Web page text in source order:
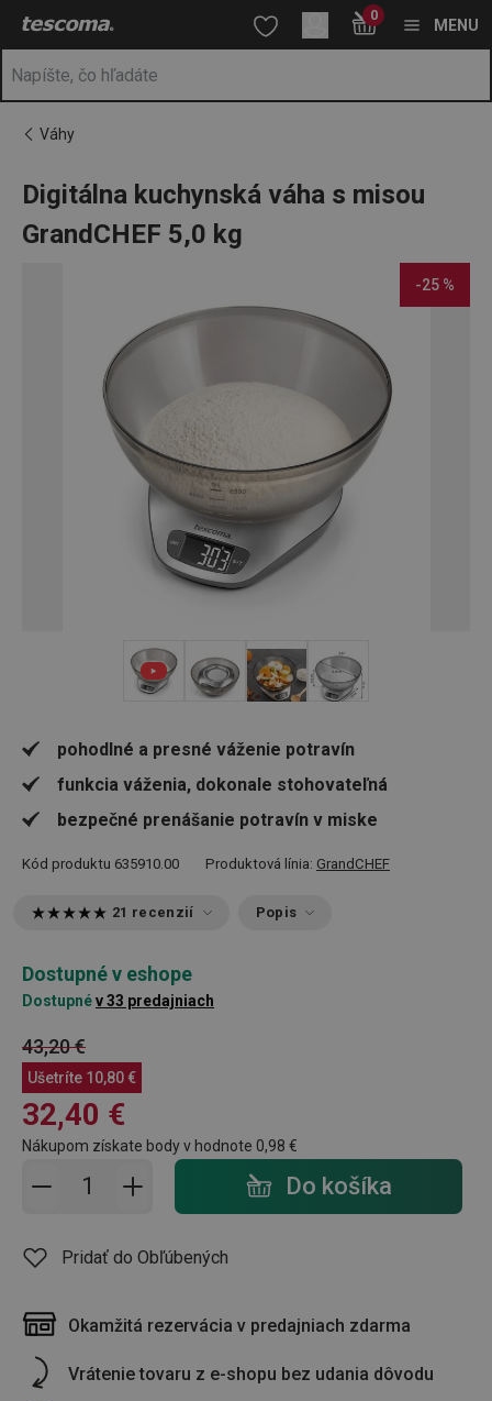
Nachádzate sa na stránke Digitálna kuchynská váha s misou
Prejsť na hlavný obsah
Prejsť na vyhľadávanie
Prejsť na navigáciu 0
MENU
Váhy
Digitálna kuchynská váha s misou
GrandCHEF 5,0 kg
-25 %
pohodlné a presné váženie potravín
funkcia váženia, dokonale stohovateľná
bezpečné prenášanie potravín v miske
Kód produktu 635910.00 Produktová línia: GrandCHEF
21 recenzií Popis
Dostupné v eshope
Dostupnév 33 predajniach
43,20 €
Ušetríte 10,80 €
32,40 €
Nákupom získate body v hodnote 0,98 €
Pridať do košíka - počet Do košíka
Pridať do Obľúbených
Okamžitá rezervácia v predajniach zdarma
Vrátenie tovaru z e-shopu bez udania dôvodu